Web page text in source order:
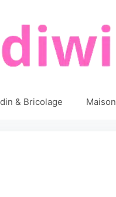
& Bricolage Maison